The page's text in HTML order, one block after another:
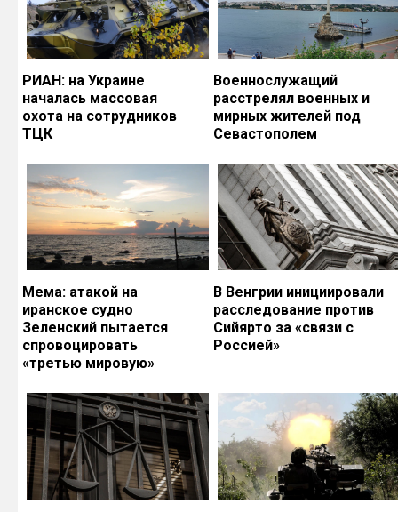
РИАН: на Украине
началась массовая
охота на сотрудников
ТЦК
Военнослужащий
расстрелял военных и
мирных жителей под
Севастополем
Мема: атакой на
иранское судно
Зеленский пытается
спровоцировать
«третью мировую»
В Венгрии инициировали
расследование против
Сийярто за «связи с
Россией»